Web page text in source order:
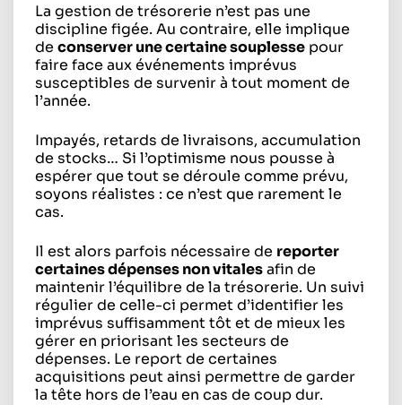
La gestion de trésorerie n’est pas une
discipline figée. Au contraire, elle implique
de conserver une certaine souplesse pour
faire face aux événements imprévus
susceptibles de survenir à tout moment de
l’année.
Impayés, retards de livraisons, accumulation
de stocks… Si l’optimisme nous pousse à
espérer que tout se déroule comme prévu,
soyons réalistes : ce n’est que rarement le
cas.
Il est alors parfois nécessaire de reporter
certaines dépenses non vitalesafin de
maintenir l’équilibre de la trésorerie. Un suivi
régulier de celle-ci permet d’identifier les
imprévus suffisamment tôt et de mieux les
gérer en priorisant les secteurs de
dépenses. Le report de certaines
acquisitions peut ainsi permettre de garder
la tête hors de l’eau en cas de coup dur.